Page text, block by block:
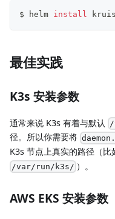
$ helm install
最佳实践
K3s 安装参数
通常来说 K3s 有着与默认 /
径。所以你需要将
K3s 节点上真实的路径（比
/var/run/k3s/ ）。
AWS EKS 安装参数